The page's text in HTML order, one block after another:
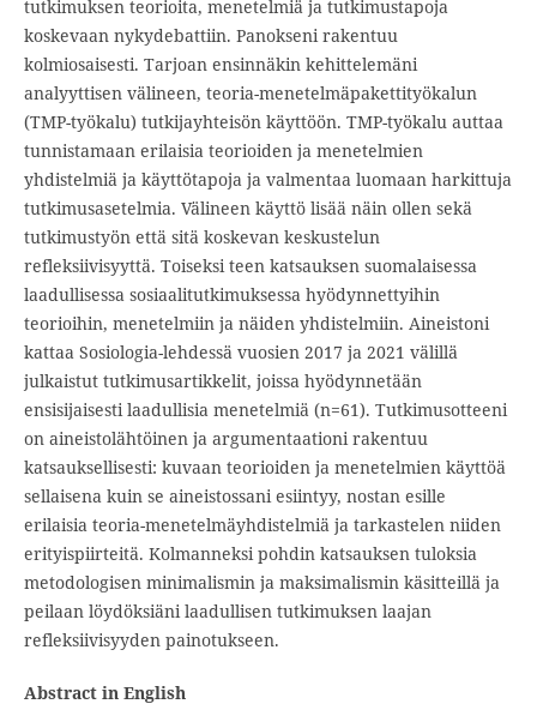
tutkimuksen teorioita, menetelmiä ja tutkimustapoja
koskevaan nykydebattiin. Panokseni rakentuu
kolmiosaisesti. Tarjoan ensinnäkin kehittelemäni
analyyttisen välineen, teoria-menetelmäpakettityökalun
(TMP-työkalu) tutkijayhteisön käyttöön. TMP-työkalu auttaa
tunnistamaan erilaisia teorioiden ja menetelmien
yhdistelmiä ja käyttötapoja ja valmentaa luomaan harkittuja
tutkimusasetelmia. Välineen käyttö lisää näin ollen sekä
tutkimustyön että sitä koskevan keskustelun
refleksiivisyyttä. Toiseksi teen katsauksen suomalaisessa
laadullisessa sosiaalitutkimuksessa hyödynnettyihin
teorioihin, menetelmiin ja näiden yhdistelmiin. Aineistoni
kattaa Sosiologia-lehdessä vuosien 2017 ja 2021 välillä
julkaistut tutkimusartikkelit, joissa hyödynnetään
ensisijaisesti laadullisia menetelmiä (n=61). Tutkimusotteeni
on aineistolähtöinen ja argumentaationi rakentuu
katsauksellisesti: kuvaan teorioiden ja menetelmien käyttöä
sellaisena kuin se aineistossani esiintyy, nostan esille
erilaisia teoria-menetelmäyhdistelmiä ja tarkastelen niiden
erityispiirteitä. Kolmanneksi pohdin katsauksen tuloksia
metodologisen minimalismin ja maksimalismin käsitteillä ja
peilaan löydöksiäni laadullisen tutkimuksen laajan
refleksiivisyyden painotukseen.
Abstract in English